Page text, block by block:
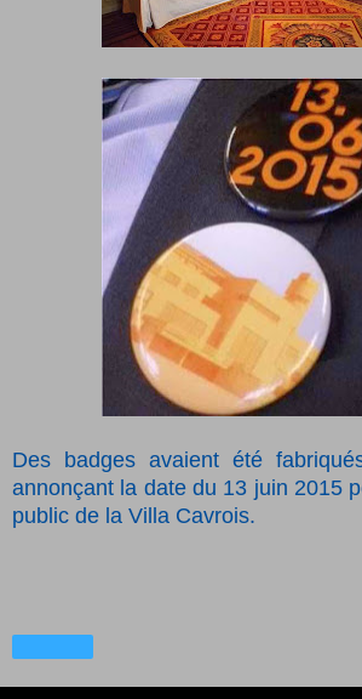
Des badges avaient été
annonçant la date du 13 juin 2015
public de la Villa Cavrois.